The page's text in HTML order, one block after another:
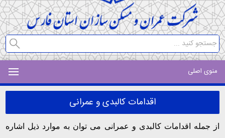
منوی اصلی
اقدامات کالبدی و عمرانی
از جمله اقدامات کالبدی و عمرانی می توان به موارد ذیل اشاره